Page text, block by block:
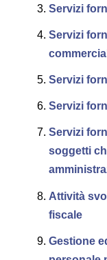
Servizi
Servizi
Servizi
Servizi
Servizi
soggetti
Attività
fiscale
Gestione